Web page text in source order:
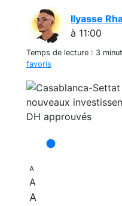
Ilyasse
à 11:00
Temps de lecture : 3
favoris
A
A
A